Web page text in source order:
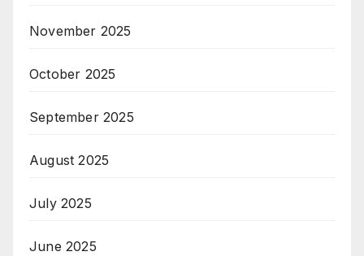
November 2025
October 2025
September 2025
August 2025
July 2025
June 2025